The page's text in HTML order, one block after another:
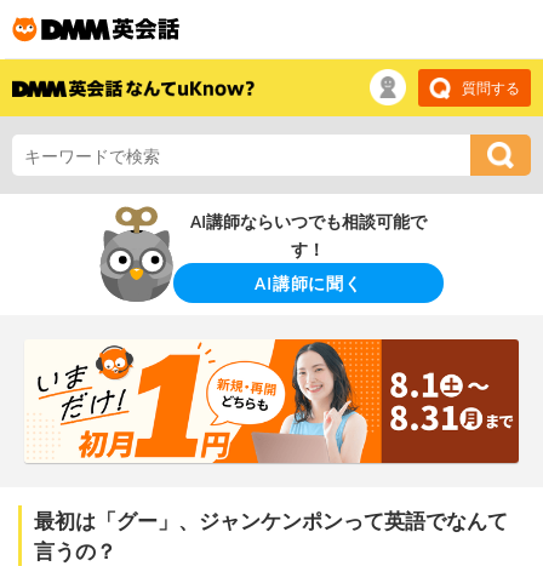
質問する
AI講師ならいつでも相談可能で
す！
AI講師に聞く
最初は「グー」、ジャンケンポンって英語でなんて
言うの？